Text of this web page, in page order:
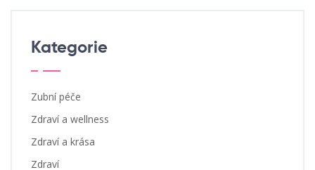
Kategorie
Zubní péče
Zdraví a wellness
Zdraví a krása
Zdraví